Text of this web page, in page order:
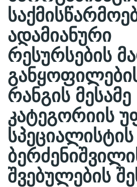
ადამიანური
რესურსების
რანგის მესამე
კატეგორიის
შვებულების